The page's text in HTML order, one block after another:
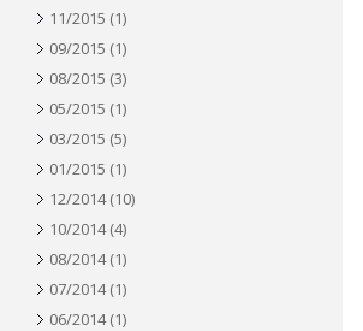
11/2015 (1)
09/2015 (1)
08/2015 (3)
05/2015 (1)
03/2015 (5)
01/2015 (1)
12/2014(10)
10/2014(4)
08/2014(1)
07/2014(1)
06/2014(1)